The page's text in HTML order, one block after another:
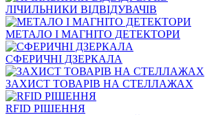
ЛІЧИЛЬНИКИ ВІДВІДУВАЧІВ
МЕТАЛО І МАГНІТО ДЕТЕКТОРИ
СФЕРИЧНІ ДЗЕРКАЛА
ЗАХИСТ ТОВАРІВ НА СТЕЛЛАЖАХ
RFID РІШЕННЯ